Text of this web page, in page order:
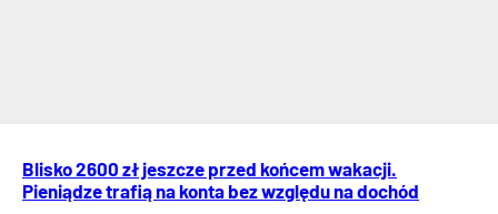
Blisko 2600 zł jeszcze przed końcem wakacji.
Pieniądze trafią na konta bez względu na dochód